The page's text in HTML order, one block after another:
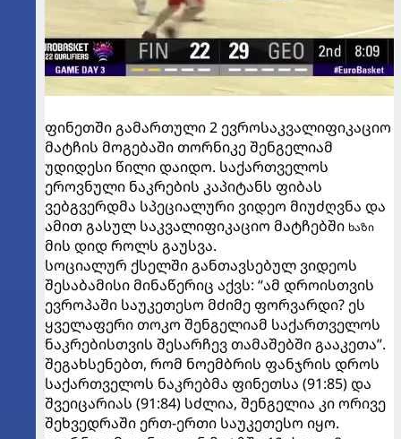
ფინეთში გამართული 2 ევროსაკვალიფიკაციო
მატჩის მოგებაში თორნიკე შენგელიამ
უდიდესი წილი დაიდო. საქართველოს
ეროვნული ნაკრების კაპიტანს ფიბას
ვებგვერდმა სპეციალური ვიდეო მიუძღვნა და
ამით გასულ საკვალიფიკაციო მატჩებში ხაზი
მის დიდ როლს გაუსვა.
სოციალურ ქსელში განთავსებულ ვიდეოს
შესაბამისი მინაწერიც აქვს: “ამ დროისთვის
ევროპაში საუკეთესო მძიმე ფორვარდი? ეს
ყველაფერი თოკო შენგელიამ საქართველოს
ნაკრებისთვის შესარჩევ თამაშებში გააკეთა”.
შეგახსენებთ, რომ ნოემბრის ფანჯრის დროს
საქართველოს ნაკრებმა ფინეთსა (91:85) და
შვეიცარიას (91:84) სძლია, შენგელია კი ორივე
შეხვედრაში ერთ-ერთი საუკეთესო იყო.